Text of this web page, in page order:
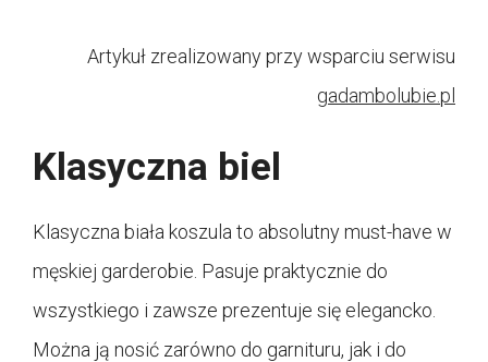
Artykuł zrealizowany przy wsparciu serwisu
gadambolubie.pl
Klasyczna biel
Klasyczna biała koszula to absolutny must-have w
męskiej garderobie. Pasuje praktycznie do
wszystkiego i zawsze prezentuje się elegancko.
Można ją nosić zarówno do garnituru, jak i do